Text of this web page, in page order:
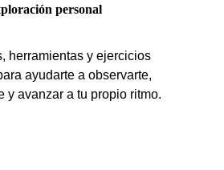
personal
herramientas y ejercicios
ayudarte a observarte,
y avanzar a tu propio ritmo.